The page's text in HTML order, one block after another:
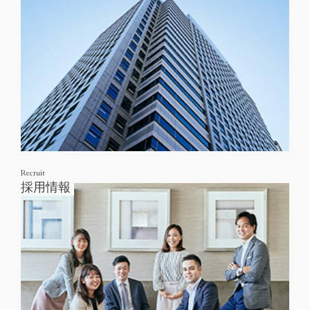
Recruit
採用情報